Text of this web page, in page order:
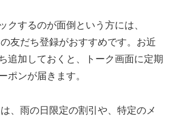
クするのが面倒という方には、
友だち登録がおすすめです。お近
追加しておくと、トーク画面に定期
ポンが届きます。
、雨の日限定の割引や、特定のメ